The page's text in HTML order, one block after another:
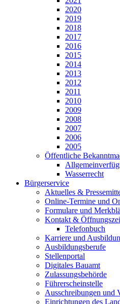
2020
2019
2018
2017
2016
2015
2014
2013
2012
2011
2010
2009
2008
2007
2006
2005
Öffentliche
Wasserrecht
Bürgerservice
Aktuelles &
Online-Termine und
Formulare und
Kontakt &
Telefonbuch
Karriere und
Ausbildungsberufe
Stellenportal
Digitales Bauamt
Zulassungsbehörde
Führerscheinstelle
Ausschreibungen und
Einrichtungen des